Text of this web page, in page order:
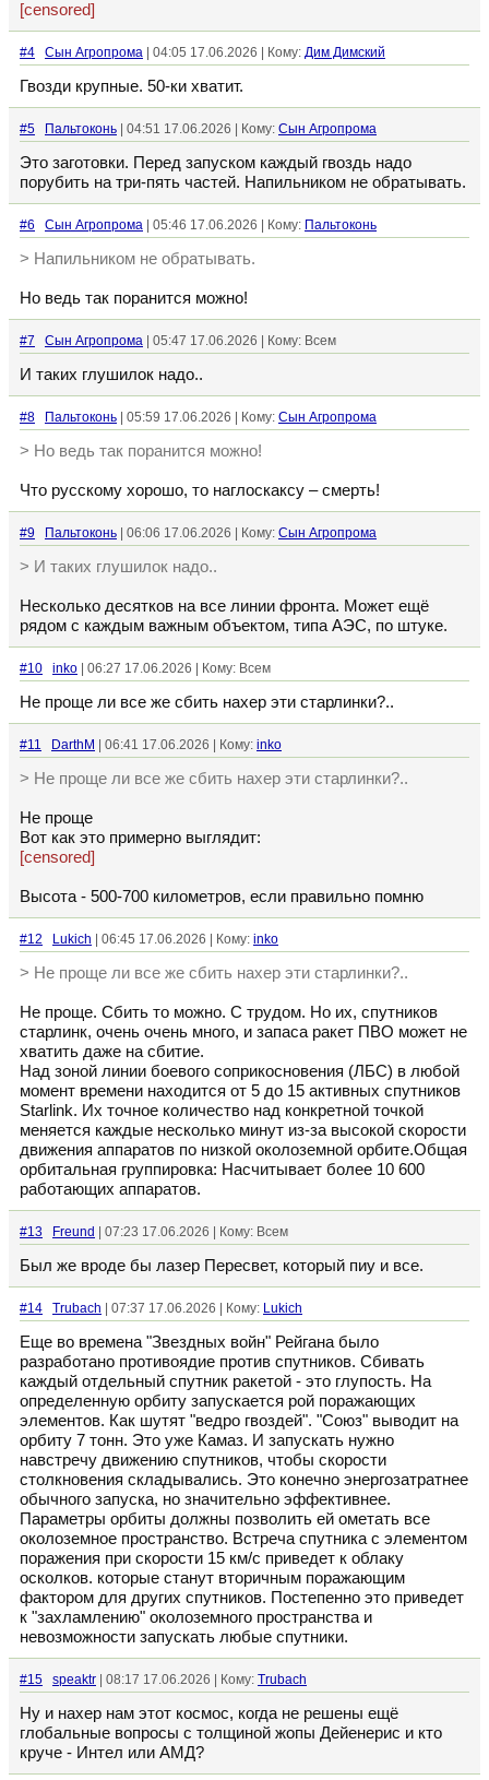
[censored]
#4 Сын Агропрома | 04:05 17.06.2026 | Кому: Дим Димский
Гвозди крупные. 50-ки хватит.
#5 Пальтоконь | 04:51 17.06.2026 | Кому: Сын Агропрома
Это заготовки. Перед запуском каждый гвоздь надо
порубить на три-пять частей. Напильником не обратывать.
#6 Сын Агропрома | 05:46 17.06.2026 | Кому: Пальтоконь
> Напильником не обратывать.
Но ведь так поранится можно!
#7 Сын Агропрома | 05:47 17.06.2026 | Кому: Всем
И таких глушилок надо..
#8 Пальтоконь | 05:59 17.06.2026 | Кому: Сын Агропрома
> Но ведь так поранится можно!
Что русскому хорошо, то наглоскаксу – смерть!
#9 Пальтоконь | 06:06 17.06.2026 | Кому: Сын Агропрома
> И таких глушилок надо..
Несколько десятков на все линии фронта. Может ещё
рядом с каждым важным объектом, типа АЭС, по штуке.
#10 inko | 06:27 17.06.2026 | Кому: Всем
Не проще ли все же сбить нахер эти старлинки?..
#11 DarthM | 06:41 17.06.2026 | Кому: inko
> Не проще ли все же сбить нахер эти старлинки?..
Не проще
Вот как это примерно выглядит:
[censored]
Высота - 500-700 километров, если правильно помню
#12 Lukich | 06:45 17.06.2026 | Кому: inko
> Не проще ли все же сбить нахер эти старлинки?..
Не проще. Сбить то можно. С трудом. Но их, спутников
старлинк, очень очень много, и запаса ракет ПВО может не
хватить даже на сбитие.
Над зоной линии боевого соприкосновения (ЛБС) в любой
момент времени находится от 5 до 15 активных спутников
Starlink. Их точное количество над конкретной точкой
меняется каждые несколько минут из-за высокой скорости
движения аппаратов по низкой околоземной орбите.Общая
орбитальная группировка: Насчитывает более 10 600
работающих аппаратов.
#13 Freund | 07:23 17.06.2026 | Кому: Всем
Был же вроде бы лазер Пересвет, который пиу и все.
#14 Trubach | 07:37 17.06.2026 | Кому: Lukich
Еще во времена "Звездных войн" Рейгана было
разработано противоядие против спутников. Сбивать
каждый отдельный спутник ракетой - это глупость. На
определенную орбиту запускается рой поражающих
элементов. Как шутят "ведро гвоздей". "Союз" выводит на
орбиту 7 тонн. Это уже Камаз. И запускать нужно
навстречу движению спутников, чтобы скорости
столкновения складывались. Это конечно энергозатратнее
обычного запуска, но значительно эффективнее.
Параметры орбиты должны позволить ей ометать все
околоземное пространство. Встреча спутника с элементом
поражения при скорости 15 км/с приведет к облаку
осколков. которые станут вторичным поражающим
фактором для других спутников. Постепенно это приведет
к "захламлению" околоземного пространства и
невозможности запускать любые спутники.
#15 speaktr | 08:17 17.06.2026 | Кому: Trubach
Ну и нахер нам этот космос, когда не решены ещё
глобальные вопросы с толщиной жопы Дейенерис и кто
круче - Интел или АМД?